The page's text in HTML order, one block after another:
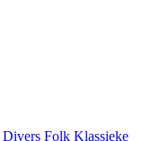
Divers Folk Klassieke